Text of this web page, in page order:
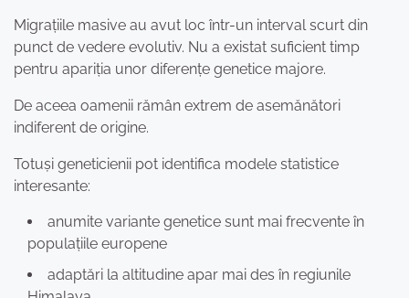
Migrațiile masive au avut loc într-un interval scurt din
punct de vedere evolutiv. Nu a existat suficient timp
pentru apariția unor diferențe genetice majore.
De aceea oamenii rămân extrem de asemănători
indiferent de origine.
Totuși geneticienii pot identifica modele statistice
interesante:
anumite variante genetice sunt mai frecvente în
populațiile europene
adaptări la altitudine apar mai des în regiunile